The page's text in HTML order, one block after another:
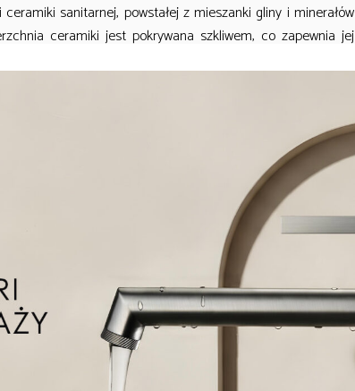
sanitarnej, powstałej z mieszanki gliny i minerałów
ceramiki jest pokrywana szkliwem, co zapewnia jej
formą i minimalistycznym designem. Proste linie i
do różnych stylów łazienek. Ich uniwersalny wygląd
te łączą estetykę z praktycznością, oferując trwałość i